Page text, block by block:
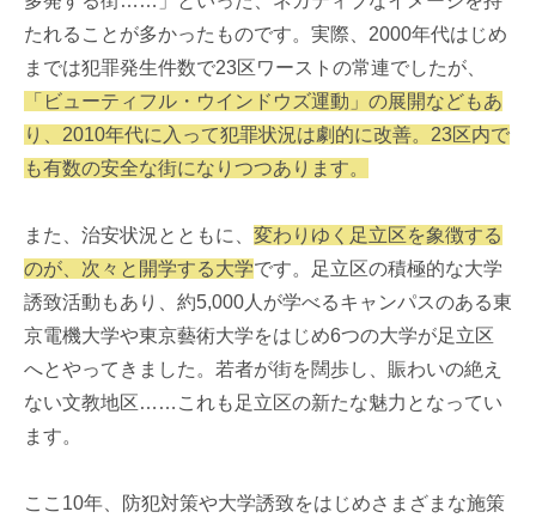
たれることが多かったものです。実際、2000年代はじめ
までは犯罪発生件数で23区ワーストの常連でしたが、
「ビューティフル・ウインドウズ運動」の展開などもあ
り、2010年代に入って犯罪状況は劇的に改善。23区内で
も有数の安全な街になりつつあります。
また、治安状況とともに、 変わりゆく足立区を象徴する
のが、次々と開学する大学です。足立区の積極的な大学
誘致活動もあり、約5,000人が学べるキャンパスのある東
京電機大学や東京藝術大学をはじめ6つの大学が足立区
へとやってきました。若者が街を闊歩し、賑わいの絶え
ない文教地区……これも足立区の新たな魅力となってい
ます。
ここ10年、防犯対策や大学誘致をはじめさまざまな施策